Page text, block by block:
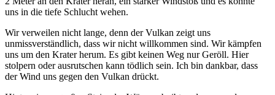
uns in die tiefe Schlucht wehen.
Wir verweilen nicht lange, denn der Vulkan zeigt uns
unmissverständlich, dass wir nicht willkommen sind. Wir kämpfen
uns um den Krater herum. Es gibt keinen Weg nur Geröll. Hier
stolpern oder ausrutschen kann tödlich sein. Ich bin dankbar, dass
der Wind uns gegen den Vulkan drückt.